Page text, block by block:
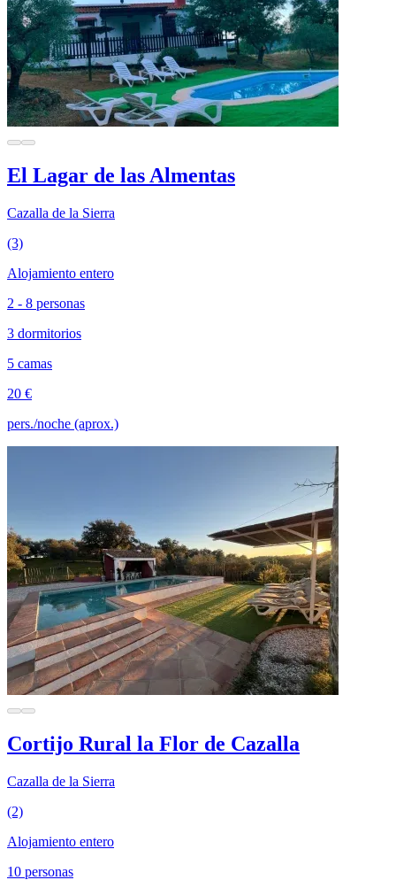
El Lagar de las Almentas
Cazalla de la Sierra
(3)
Alojamiento entero
2 - 8 personas
3 dormitorios
5 camas
20 €
pers./noche (aprox.)
Cortijo Rural la Flor de Cazalla
Cazalla de la Sierra
(2)
Alojamiento entero
10 personas